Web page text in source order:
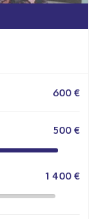
600 €
500 €
1 400 €